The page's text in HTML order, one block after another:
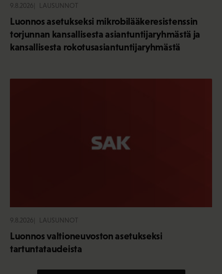
9.8.2026 LAUSUNNOT
Luonnos asetukseksi mikrobilääkeresistenssin
torjunnan kansallisesta asiantuntijaryhmästä ja
kansallisesta rokotusasiantuntijaryhmästä
9.8.2026 LAUSUNNOT
Luonnos valtioneuvoston asetukseksi
tartuntataudeista